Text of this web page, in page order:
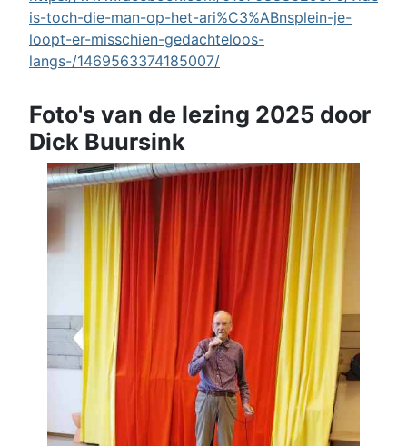
is-toch-die-man-op-het-ari%C3%ABnsplein-je-
loopt-er-misschien-gedachteloos-
langs-/1469563374185007/
Foto's van de lezing 2025 door
Dick Buursink